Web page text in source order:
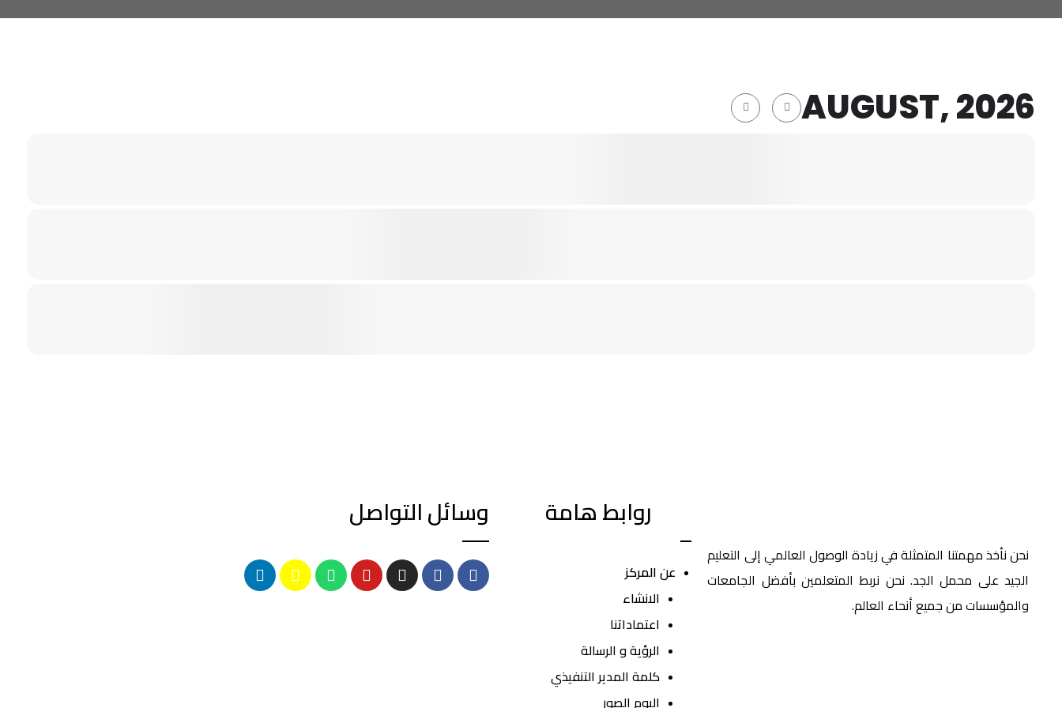
AUGUST, 2026
نحن نأخذ مهمتنا المتمثلة في زيادة الوصول العالمي إلى التعليم
الجيد على محمل الجد. نحن نربط المتعلمين بأفضل الجامعات
والمؤسسات من جميع أنحاء العالم.
روابط هامة
عن المركز
الانشاء
اعتماداتنا
الرؤية و الرسالة
كلمة المدير التنفيذي
البوم الصور
وسائل التواصل